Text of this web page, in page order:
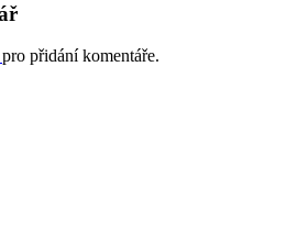
pro přidání komentáře.